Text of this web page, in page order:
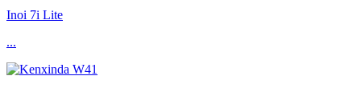
Inoi 7i Lite
...